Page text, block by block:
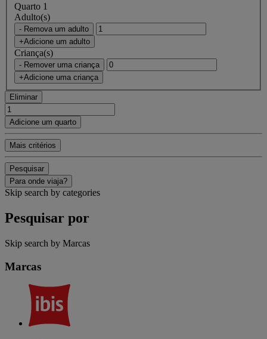
Quarto 1
Adulto(s)
- Remova um adulto
+Adicione um adulto
Criança(s)
- Remover uma criança
+Adicione uma criança
Eliminar
Adicione um quarto
Mais critérios
Pesquisar
Para onde viaja?
Skip search by categories
Pesquisar por
Skip search by Marcas
Marcas